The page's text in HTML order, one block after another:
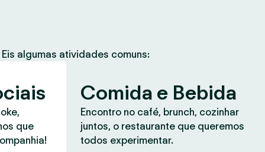
algumas atividades comuns:
que
Comida e Bebida
Encontro no café, brunch, cozinhar
juntos, o restaurante que queremos
todos experimentar.